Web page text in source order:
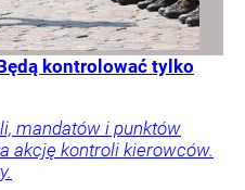
kontrolować tylko
mandatów i punktów
akcję kontroli kierowców.